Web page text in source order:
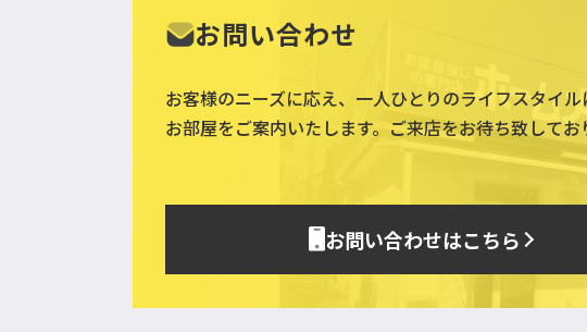
お問い合わせ
お客様のニーズに応え、一人ひとりのライフスタイル
お部屋をご案内いたします。ご来店をお待ち致してお
お問い合わせはこちら